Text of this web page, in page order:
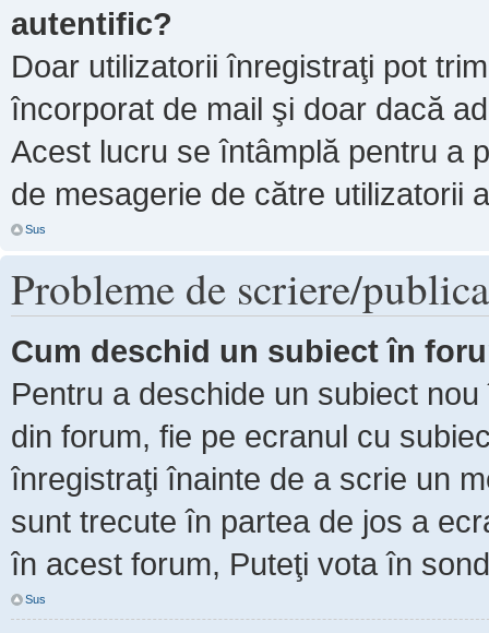
autentific?
Doar utilizatorii înregistraţi pot
încorporat de mail şi doar dacă
Acest lucru se întâmplă pentru a
de mesagerie de către utilizatorii
Sus
Probleme de scriere/
Cum deschid un subiect în
Pentru a deschide un subiect
din forum, fie pe ecranul cu
înregistraţi înainte de a scrie un
sunt trecute în partea de jos a
în acest forum, Puteţi vota în
Sus